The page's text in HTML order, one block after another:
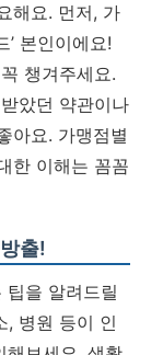
해요. 먼저, 가
’ 본인이에요!
챙겨주세요.
았던 약관이나
아요. 가맹점별
한 이해는 꼼꼼
출!
팁을 알려드릴
, 병원 등이 인